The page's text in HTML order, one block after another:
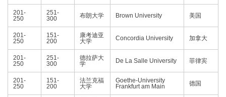
201-
250
251-
300
布朗大学 Brown University 美国
201-
250
151-
200
康考迪亚
大学
Concordia University 加拿大
201-
250
251-
300
德拉萨大
学
De La Salle University 菲律宾
201-
250
151-
200
法兰克福
大学
Goethe-University
Frankfurt am Main
德国